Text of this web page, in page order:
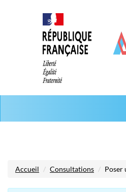
Accueil Consultations Poser